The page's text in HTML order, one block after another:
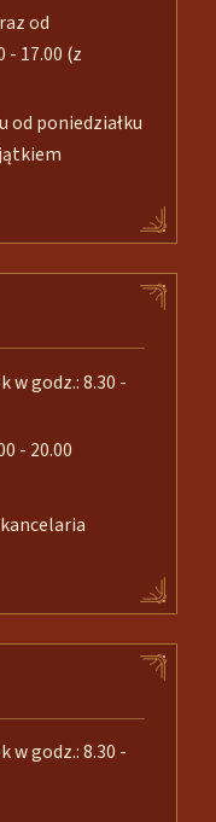
od
- 17.00 (z
od poniedziałku
w godz.: 8.30 -
- 20.00
w godz.: 8.30 -